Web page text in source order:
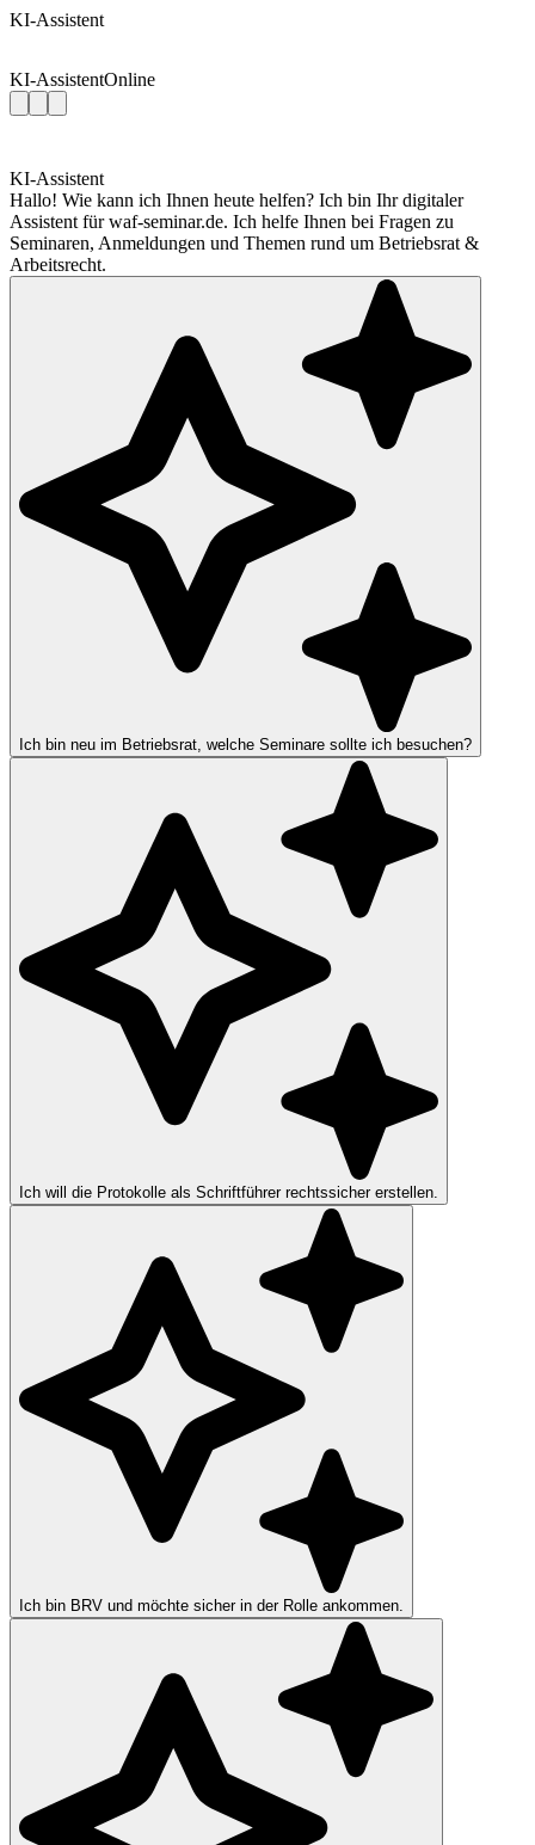
KI-Assistent
KI-AssistentOnline
KI-Assistent
Hallo! Wie kann ich Ihnen heute helfen? Ich bin Ihr digitaler
Assistent für waf-seminar.de. Ich helfe Ihnen bei Fragen zu
Seminaren, Anmeldungen und Themen rund um Betriebsrat &
Arbeitsrecht.
Ich bin neu im Betriebsrat, welche Seminare sollte ich besuchen?
Ich will die Protokolle als Schriftführer rechtssicher erstellen.
Ich bin BRV und möchte sicher in der Rolle ankommen.